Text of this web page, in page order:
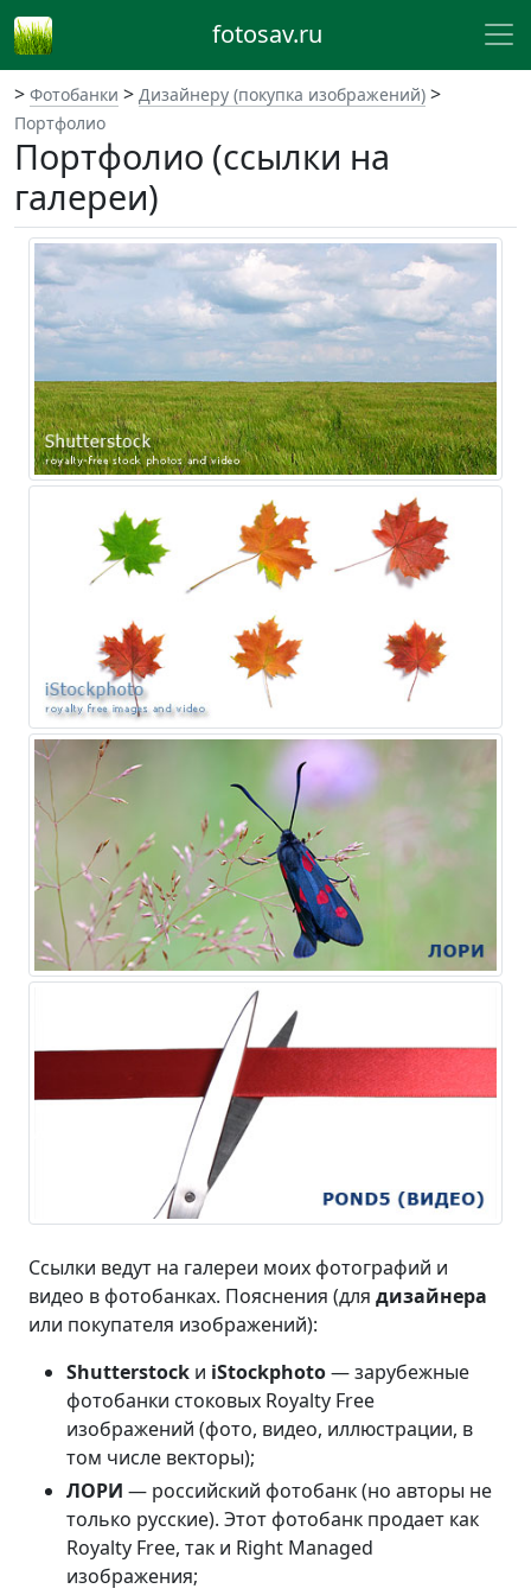
fotosav.ru
> Фотобанки > Дизайнеру (покупка изображений) >
Портфолио
Портфолио (ссылки на
галереи)
Ссылки ведут на галереи моих фотографий и
видео в фотобанках. Пояснения (для дизайнера
или покупателя изображений):
Shutterstock и iStockphoto— зарубежные
фотобанки стоковых Royalty Free
изображений (фото, видео, иллюстрации, в
том числе векторы);
ЛОРИ — российский фотобанк (но авторы не
только русские). Этот фотобанк продает как
Royalty Free, так и Right Managed
изображения;